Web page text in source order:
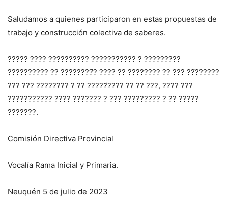
Saludamos a quienes participaron en estas propuestas de
trabajo y construcción colectiva de saberes.
????? ???? ?????????? ???????̃???? ? ?????????
?????????? ?? ????????́? ???? ?? ???????? ?? ??? ??́??????
??? ??? ???????? ? ?? ?????̃???? ?? ?? ???, ???? ???
??????????? ???? ??????? ? ??? ????????? ? ?? ?????
???????.
Comisión Directiva Provincial
Vocalía Rama Inicial y Primaria.
Neuquén 5 de julio de 2023